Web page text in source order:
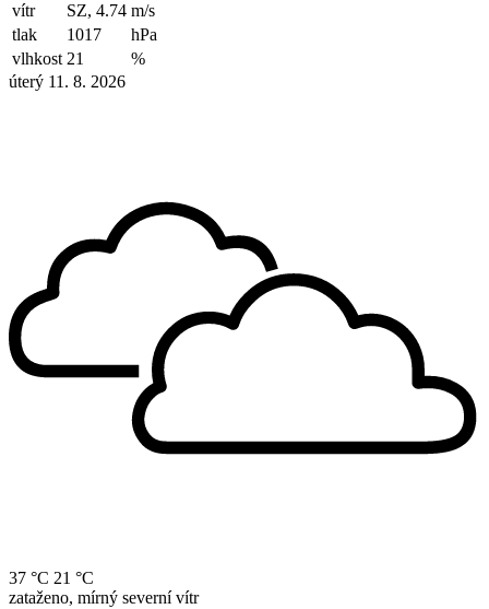
vítr
SZ, 4.74 m/s
tlak
1017
hPa
vlhkost 21
%
úterý 11. 8. 2026
37 °C 21 °C
zataženo, mírný severní vítr